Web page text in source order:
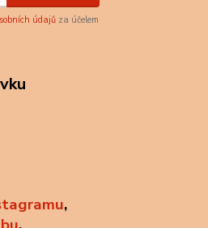
údajů za účelem
,